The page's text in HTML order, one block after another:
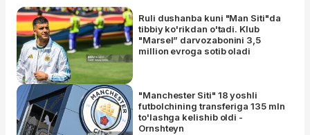
Ruli dushanba kuni "Man Siti"da
tibbiy ko'rikdan o'tadi. Klub
"Marsel” darvozabonini 3,5
million evroga sotib oladi
"Manchester Siti" 18 yoshli
futbolchining transferiga 135 mln
to'lashga kelishib oldi -
Ornshteyn